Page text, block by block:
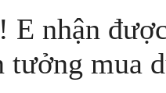
E nhận
tưởng mua